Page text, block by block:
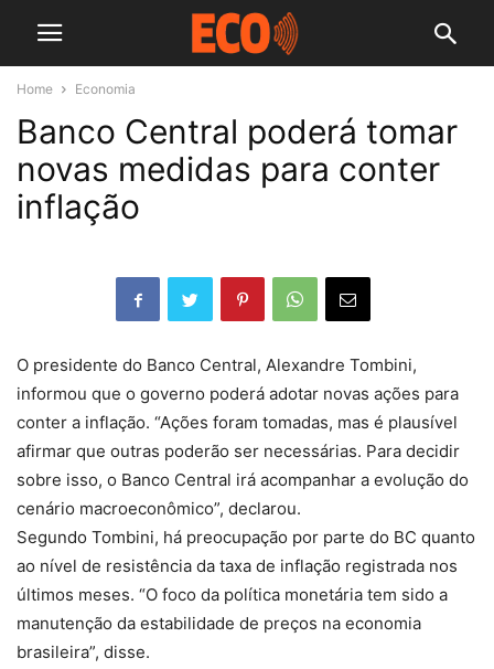
Home Economia
Banco Central poderá tomar
novas medidas para conter
inflação
O presidente do Banco Central, Alexandre Tombini,
informou que o governo poderá adotar novas ações para
conter a inflação. “Ações foram tomadas, mas é plausível
afirmar que outras poderão ser necessárias. Para decidir
sobre isso, o Banco Central irá acompanhar a evolução do
cenário macroeconômico”, declarou.
Segundo Tombini, há preocupação por parte do BC quanto
ao nível de resistência da taxa de inflação registrada nos
últimos meses. “O foco da política monetária tem sido a
manutenção da estabilidade de preços na economia
brasileira”, disse.